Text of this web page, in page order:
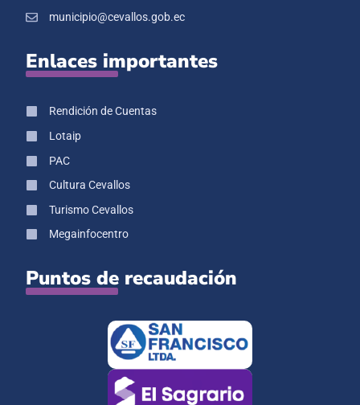
municipio@cevallos.gob.ec
Enlaces importantes
Rendición de Cuentas
Lotaip
PAC
Cultura Cevallos
Turismo Cevallos
Megainfocentro
Puntos de recaudación